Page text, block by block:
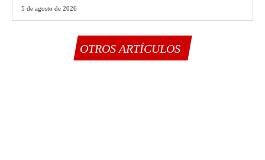
5 de agosto de 2026
OTROS ARTÍCULOS